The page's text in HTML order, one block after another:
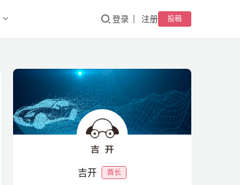
登录 注册 投稿
吉开 酋长